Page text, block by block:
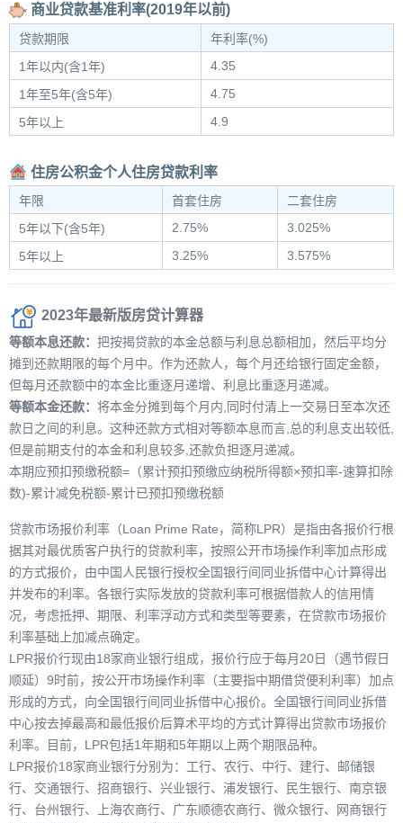
商业贷款基准利率(2019年以前)
贷款期限
年利率(%)
1年以内(含1年)
4.35
1年至5年(含5年)
4.75
5年以上
4.9
住房公积金个人住房贷款利率
年限 首套住房
二套住房
5年以下(含5年)
2.75%
3.025%
5年以上
3.25% 3.575%
2023年最新版房贷计算器
等额本息还款： 把按揭贷款的本金总额与利息总额相加，然后平均分
摊到还款期限的每个月中。作为还款人，每个月还给银行固定金额，
但每月还款额中的本金比重逐月递增、利息比重逐月递减。
等额本金还款： 将本金分摊到每个月内,同时付清上一交易日至本次还
款日之间的利息。这种还款方式相对等额本息而言,总的利息支出较低,
但是前期支付的本金和利息较多,还款负担逐月递减。
本期应预扣预缴税额=（累计预扣预缴应纳税所得额×预扣率-速算扣除
数)-累计减免税额-累计已预扣预缴税额
贷款市场报价利率（Loan Prime Rate，简称LPR）是指由各报价行根
据其对最优质客户执行的贷款利率，按照公开市场操作利率加点形成
的方式报价，由中国人民银行授权全国银行间同业拆借中心计算得出
并发布的利率。各银行实际发放的贷款利率可根据借款人的信用情
况，考虑抵押、期限、利率浮动方式和类型等要素，在贷款市场报价
利率基础上加减点确定。
LPR报价行现由18家商业银行组成，报价行应于每月20日（遇节假日
顺延）9时前，按公开市场操作利率（主要指中期借贷便利利率）加点
形成的方式，向全国银行间同业拆借中心报价。全国银行间同业拆借
中心按去掉最高和最低报价后算术平均的方式计算得出贷款市场报价
利率。目前，LPR包括1年期和5年期以上两个期限品种。
LPR报价18家商业银行分别为：工行、农行、中行、建行、邮储银
行、交通银行、招商银行、兴业银行、浦发银行、民生银行、南京银
行、台州银行、上海农商行、广东顺德农商行、微众银行、网商银行